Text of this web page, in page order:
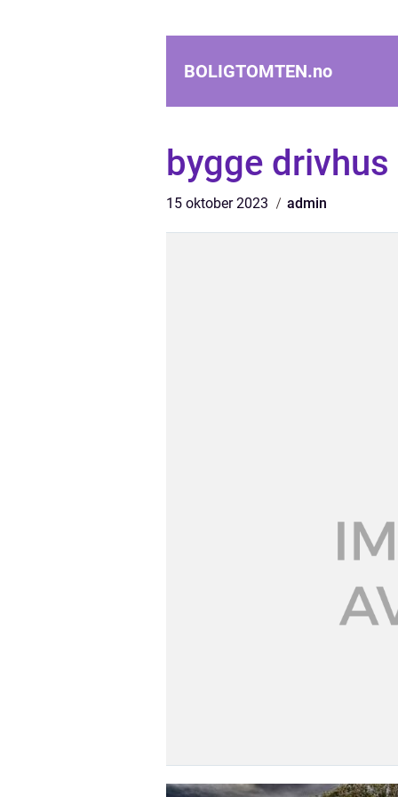
BOLIGTOMTEN.no
bygge drivhus
15 oktober 2023 admin